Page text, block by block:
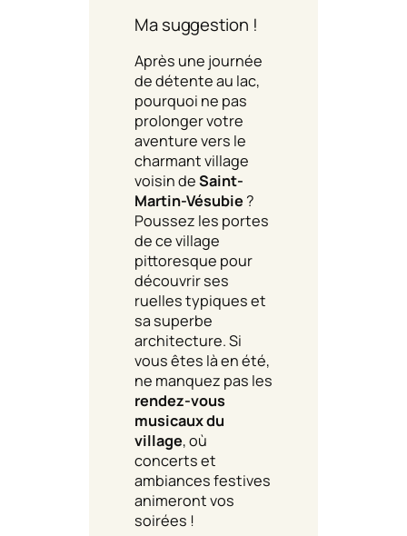
Ma suggestion !
Après une journée
de détente au lac,
pourquoi ne pas
prolonger votre
aventure vers le
charmant village
voisin deSaint-
Martin-Vésubie ?
Poussez les portes
de ce village
pittoresque pour
découvrir ses
ruelles typiques et
sa superbe
architecture. Si
vous êtes là en été,
ne manquez pas les
rendez-vous
musicaux du
village, où
concerts et
ambiances festives
animeront vos
soirées !